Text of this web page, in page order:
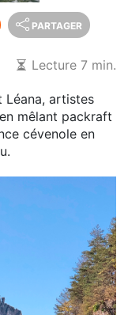
PARTAGER
Lecture 7 min.
Léana, artistes
mêlant packraft
cévenole en